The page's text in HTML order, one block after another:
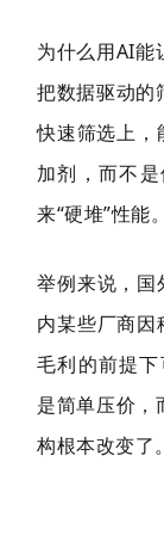
为什么用AI能
把数据驱动的
快速筛选上，
加剂，而不
来“硬堆”性能。
举例来说，
内某些厂商
毛利的前提
是简单压价，
构根本改变了。